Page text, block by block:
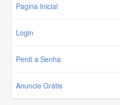
Pagina Inicial
Login
Perdi a Senha
Anuncie Grátis